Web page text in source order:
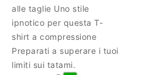
alle taglie Uno stile
ipnotico per questa T-
shirt a compressione
Preparati a superare i tuoi
limiti sui tatami.